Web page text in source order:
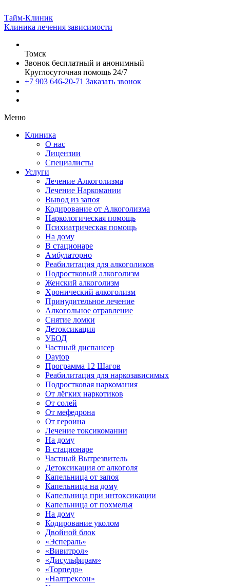
Тайм-Клиник
Клиника лечения зависимости
Томск
Звонок бесплатный и анонимный
Круглосуточная помощь 24/7
+7 903 646-20-71 Заказать звонок
Меню
Клиника
О нас
Лицензии
Специалисты
Услуги
Лечение Алкоголизма
Лечение Наркомании
Вывод из запоя
Кодирование от Алкоголизма
Наркологическая помощь
Психиатрическая помощь
На дому
В стационаре
Амбулаторно
Реабилитация для алкоголиков
Подростковый алкоголизм
Женский алкоголизм
Хронический алкоголизм
Принудительное лечение
Алкогольное отравление
Снятие ломки
Детоксикация
УБОД
Частный диспансер
Daytop
Программа 12 Шагов
Реабилитация для наркозависимых
Подростковая наркомания
От лёгких наркотиков
От солей
От мефедрона
От героина
Лечение токсикомании
На дому
В стационаре
Частный Вытрезвитель
Детоксикация от алкоголя
Капельница от запоя
Капельница на дому
Капельница при интоксикации
Капельница от похмелья
На дому
Кодирование уколом
Двойной блок
«Эспераль»
«Вивитрол»
«Дисульфирам»
«Торпедо»
«Налтрексон»